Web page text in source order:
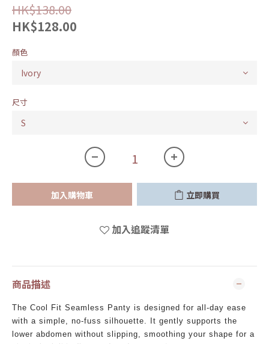
HK$138.00
HK$128.00
顏色
尺寸
加入購物車 立即購買
加入追蹤清單
商品描述
The Cool Fit Seamless Panty is designed for all-day ease
with a simple, no-fuss silhouette. It gently supports the
lower abdomen without slipping, smoothing your shape for a